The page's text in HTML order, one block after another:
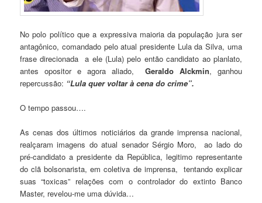
No polo político que a expressiva maioria da população jura ser
antagônico, comandado pelo atual presidente Lula da Silva, uma
frase direcionada a ele (Lula) pelo então candidato ao planlato,
antes opositor e agora aliado,Geraldo Alckmin, ganhou
repercussão: “Lula quer voltar à cena do crime”.
O tempo passou….
As cenas dos últimos noticiários da grande imprensa nacional,
realçaram imagens do atual senador Sérgio Moro, ao lado do
pré-candidato a presidente da República, legitimo representante
do clã bolsonarista, em coletiva de imprensa, tentando explicar
suas “toxicas” relações com o controlador do extinto Banco
Master, revelou-me uma dúvida…